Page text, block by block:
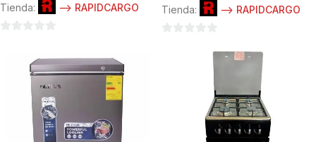
Tienda:
--> RAPIDCARGO
Tienda:
--> RAPIDCARGO